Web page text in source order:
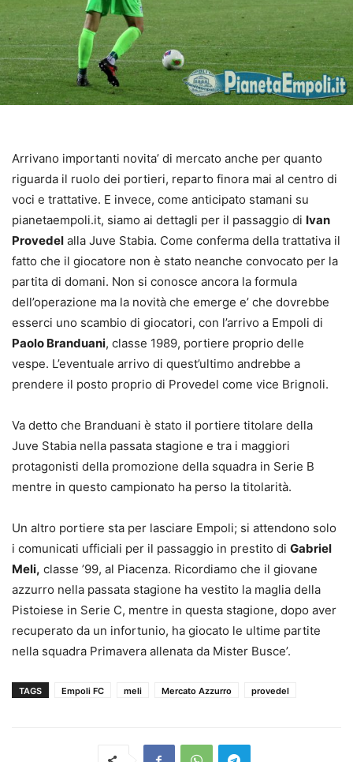
Arrivano importanti novita’ di mercato anche per quanto
riguarda il ruolo dei portieri, reparto finora mai al centro di
voci e trattative. E invece, come anticipato stamani su
pianetaempoli.it, siamo ai dettagli per il passaggio di Ivan
Provedel alla Juve Stabia. Come conferma della trattativa il
fatto che il giocatore non è stato neanche convocato per la
partita di domani. Non si conosce ancora la formula
dell’operazione ma la novità che emerge e’ che dovrebbe
esserci uno scambio di giocatori, con l’arrivo a Empoli di
Paolo Branduani, classe 1989, portiere proprio delle
vespe. L’eventuale arrivo di quest’ultimo andrebbe a
prendere il posto proprio di Provedel come vice Brignoli.
Va detto che Branduani è stato il portiere titolare della
Juve Stabia nella passata stagione e tra i maggiori
protagonisti della promozione della squadra in Serie B
mentre in questo campionato ha perso la titolarità.
Un altro portiere sta per lasciare Empoli; si attendono solo
i comunicati ufficiali per il passaggio in prestito di Gabriel
Meli, classe ’99, al Piacenza. Ricordiamo che il giovane
azzurro nella passata stagione ha vestito la maglia della
Pistoiese in Serie C, mentre in questa stagione, dopo aver
recuperato da un infortunio, ha giocato le ultime partite
nella squadra Primavera allenata da Mister Busce’.
TAGS Empoli FC meli Mercato Azzurro provedel